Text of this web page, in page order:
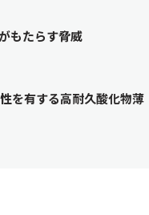
もたらす脅威
を有する高耐久酸化物薄